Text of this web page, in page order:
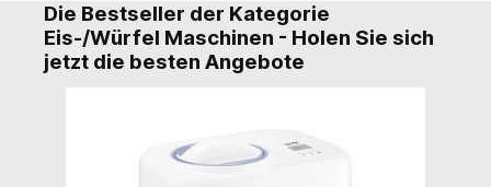
Die Bestseller der Kategorie
Eis-/Würfel Maschinen - Holen Sie sich
jetzt die besten Angebote